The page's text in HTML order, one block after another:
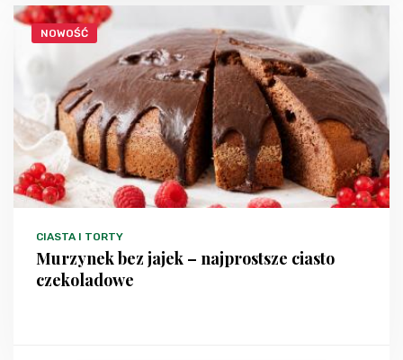
NOWOŚĆ
CIASTA I TORTY
Murzynek bez jajek – najprostsze ciasto
czekoladowe